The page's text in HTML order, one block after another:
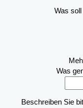
Was
Was
Beschreiben Sie